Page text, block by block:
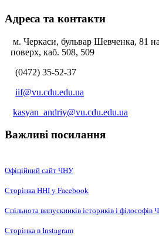
Адреса та контакти
м. Черкаси, бульвар Шевченка, 81
поверх, каб. 508, 509
(0472) 35-52-37
iif@vu.cdu.edu.ua
kasyan_andriy@vu.cdu.edu.ua
Важливі посилання
Офіційний сайт ЧНУ
Сторінка ННІ у Facebook
Спільнота випускників істориків і філософів
Сторінка в Instagram